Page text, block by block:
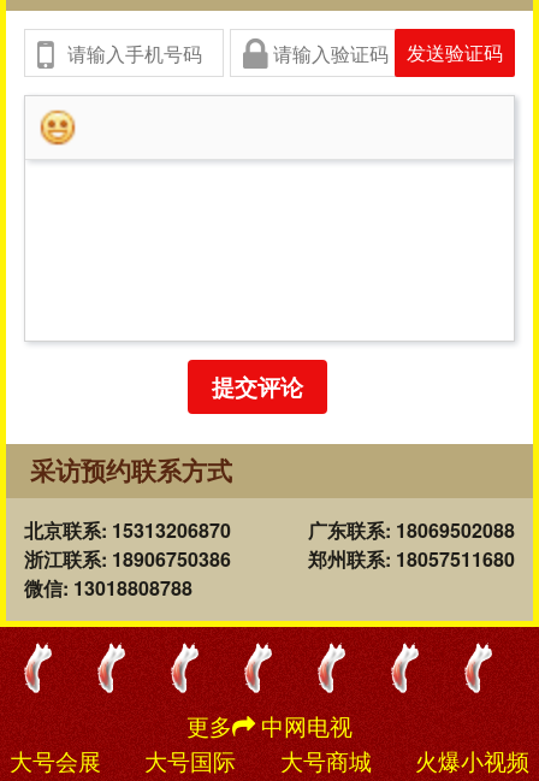
发送验证码
提交评论
采访预约联系方式
北京联系: 15313206870
广东联系: 18069502088
浙江联系: 18906750386
郑州联系: 18057511680
微信: 13018808788
更多
中网电视
大号会展
大号国际 大号商城 火爆小视频